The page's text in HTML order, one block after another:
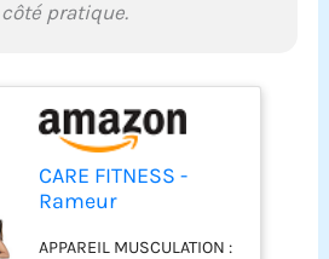
d'usures. RAMEUR
placard jusqu’à votre
prochaine séance ! Son
déplacement est facilité
par les roulettes.
pratique.
CARE FITNESS -
Rameur
Skipper-SP -
APPAREIL MUSCULATION :